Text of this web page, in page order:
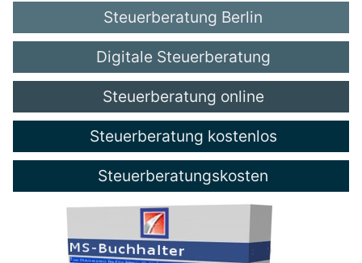
Steuerberatung Berlin
Digitale Steuerberatung
Steuerberatung online
Steuerberatung kostenlos
Steuerberatungskosten